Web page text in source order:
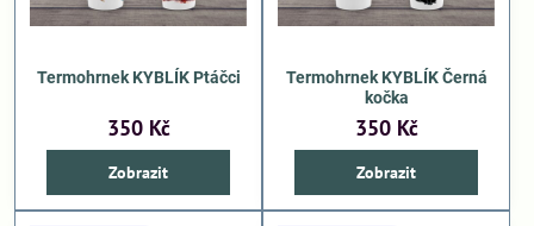
Termohrnek KYBLÍK Ptáčci
350 Kč
Zobrazit
Termohrnek KYBLÍK Černá
kočka
350 Kč
Zobrazit